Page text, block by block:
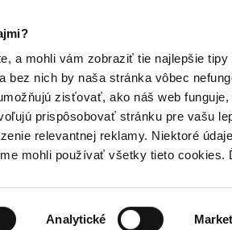
a mohli vám zobraziť tie najlepšie tipy
bez nich by naša stránka vôbec
zisťovať, ako náš web funguje,
prispôsobovať stránku pre vašu
relevantnej reklamy. Niektoré
mohli používať všetky tieto cookies.
Analytické